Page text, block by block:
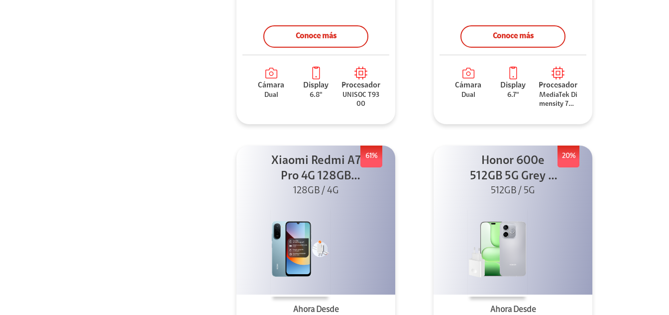
Conoce más
Cámara
Dual
Display
6.8"
Procesador
UNISOC T93
00
Conoce más
Cámara
Dual
Display
6.7"
Procesador
MediaTek Di
mensity 706
61%
Xiaomi Redmi A7
Pro 4G 128GB
Azul + Cargador
128GB / 4G
Ahora Desde
20%
Honor 600e
512GB 5G Grey +
45W
512GB / 5G
Ahora Desde